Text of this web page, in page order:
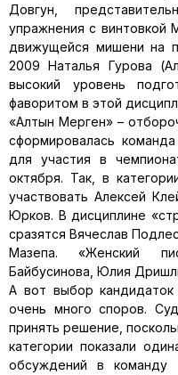
Довгун,
упражнения с
движущейся мишени на
2009 Наталья Гурова
высокий уровень
фаворитом в этой
«Алтын Мерген» –
сформировалась
для участия в
октября. Так, в
участвовать Алексей
Юрков. В дисциплине
сразятся Вячеслав
Мазепа. «Женский
Байбусинова, Юлия
А вот выбор кандидаток
очень много споров.
принять решение,
категории показали
обсуждений в команду